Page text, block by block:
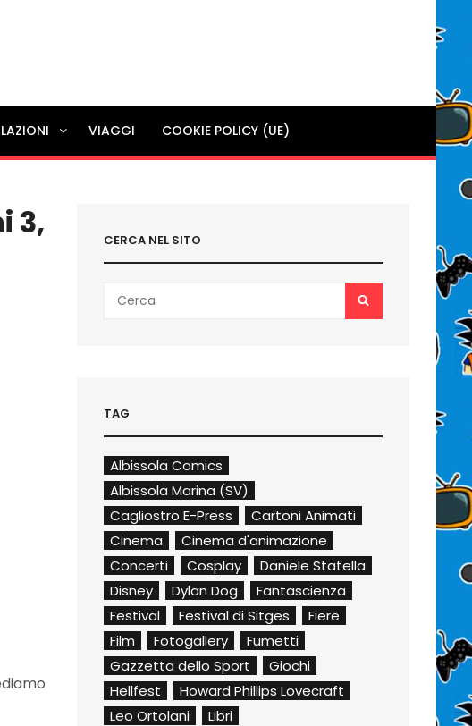
VIAGGI COOKIE POLICY (UE)
3,
CERCA NEL SITO
for:
TAG
Albissola Comics
Albissola Marina (SV)
Cagliostro E-Press
Cartoni Animati
Cinema
Cinema d'animazione
Concerti
Cosplay
Daniele Statella
Disney
Dylan Dog
Fantascienza
Festival
Festival di Sitges
Fiere
Film
Fotogallery
Fumetti
Gazzetta dello Sport
Giochi
Hellfest
Howard Phillips Lovecraft
Leo Ortolani
Libri